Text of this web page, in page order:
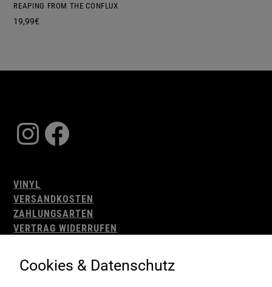
REAPING FROM THE CONFLUX
19,99€
Instagram
Facebook
VINYL
VERSANDKOSTEN
ZAHLUNGSARTEN
VERTRAG WIDERRUFEN
WIDERRUFSBELEHRUNG
IMPRESSUM
Cookies & Datenschutz